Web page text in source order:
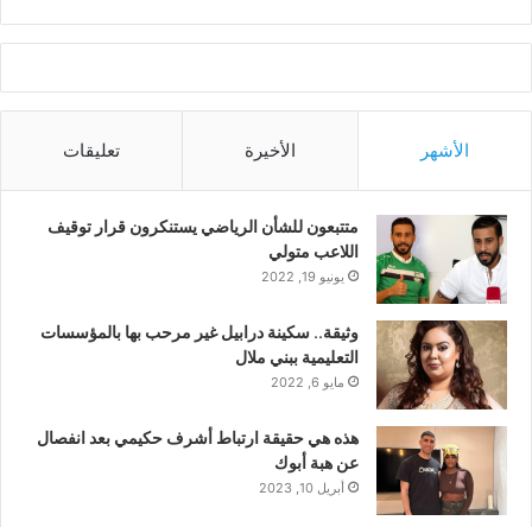
الأشهر الأخيرة تعليقات
متتبعون للشأن الرياضي يستنكرون قرار توقيف
اللاعب متولي
يونيو 19, 2022
وثيقة.. سكينة درابيل غير مرحب بها بالمؤسسات
التعليمية ببني ملال
مايو 6, 2022
هذه هي حقيقة ارتباط أشرف حكيمي بعد انفصال
عن هبة أبوك
أبريل 10, 2023